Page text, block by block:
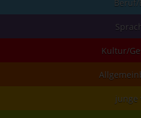
Beruf/
Kultur/
junge